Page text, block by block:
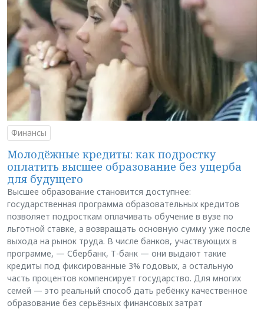
Финансы
Молодёжные кредиты: как подростку
оплатить высшее образование без ущерба
для будущего
Высшее образование становится доступнее:
государственная программа образовательных кредитов
позволяет подросткам оплачивать обучение в вузе по
льготной ставке, а возвращать основную сумму уже после
выхода на рынок труда. В числе банков, участвующих в
программе, — Сбербанк, Т-банк — они выдают такие
кредиты под фиксированные 3% годовых, а остальную
часть процентов компенсирует государство. Для многих
семей — это реальный способ дать ребёнку качественное
образование без серьёзных финансовых затрат